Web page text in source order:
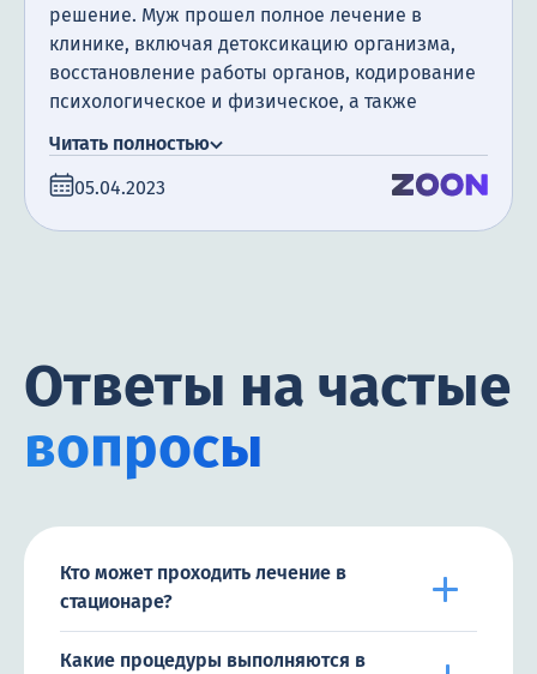
решение. Муж прошел полное лечение в
клинике, включая детоксикацию организма,
восстановление работы органов, кодирование
психологическое и физическое, а также
благодарна за поддержку, которую мы
получили. Сегодня прошло уже полгода с того
Читать полностью
05.04.2023
Ответы на частые
вопросы
Кто может проходить лечение в
стационаре?
Какие процедуры выполняются в